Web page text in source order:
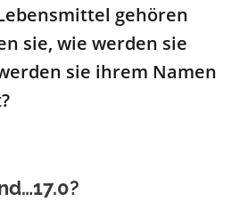
gehören
sie, wie werden sie
sie ihrem Namen